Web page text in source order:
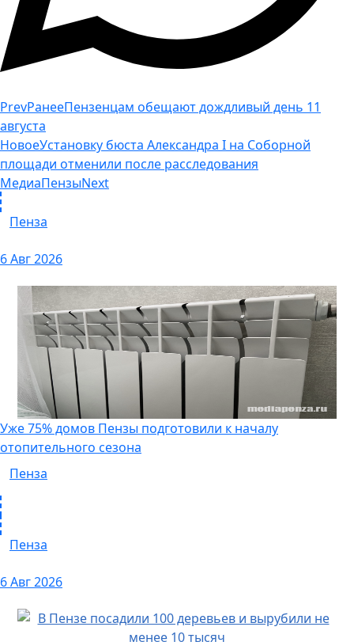
PrevРанееПензенцам обещают дождливый день 11
августа
НовоеУстановку бюста Александра I на Соборной
площади отменили после расследования
МедиаПензыNext
Пенза
6 Авг 2026
Уже 75% домов Пензы подготовили к началу
отопительного сезона
Пенза
Пенза
6 Авг 2026